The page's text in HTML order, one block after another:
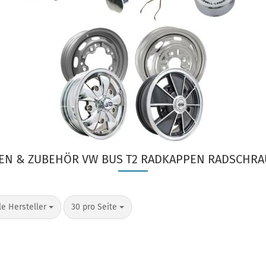
& ZUBEHÖR VW BUS T2 RADKAPPEN
Hersteller
Seite 30 pro Seite
pro Seite